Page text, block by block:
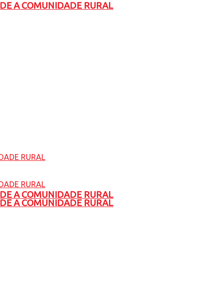
A COMUNIDADE RURAL
A COMUNIDADE RURAL
A COMUNIDADE RURAL